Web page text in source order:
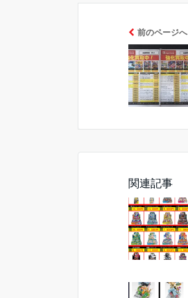
前のページへ
関連記事